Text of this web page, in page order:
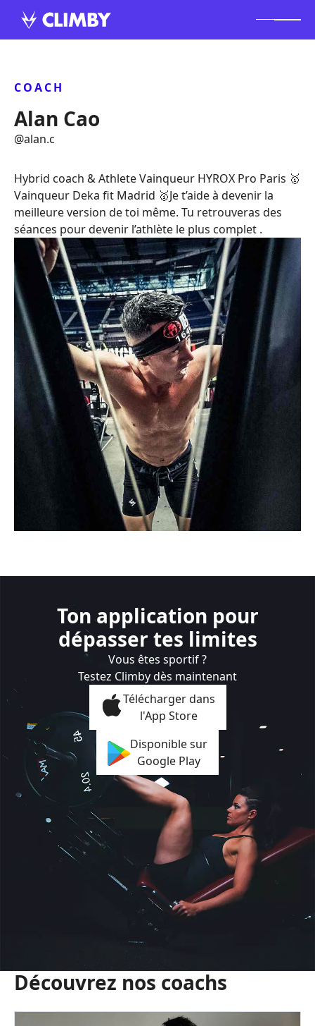
COACH
Alan Cao
@alan.c
Hybrid coach & Athlete Vainqueur HYROX Pro Paris 🥇
Vainqueur Deka fit Madrid 🥇Je t’aide à devenir la
meilleure version de toi même. Tu retrouveras des
séances pour devenir l’athlète le plus complet .
Ton application pour
dépasser tes limites
Vous êtes sportif ?
Testez Climby dès maintenant
Télécharger dans
l'App Store
Disponible sur
Google Play
Découvrez nos coachs